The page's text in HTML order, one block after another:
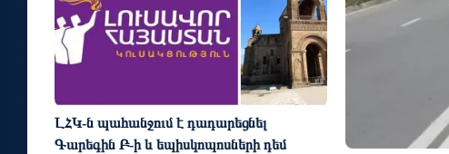
ԼՀԿ-ն պահանջում է դադարեցնել
Գարեգին Բ-ի և եպիսկոպոսների դեմ